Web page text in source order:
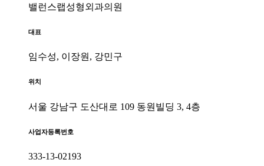
밸런스랩성형외과의원
대표
임수성, 이장원, 강민구
위치
서울 강남구 도산대로 109 동원빌딩 3, 4층
사업자등록번호
333-13-02193